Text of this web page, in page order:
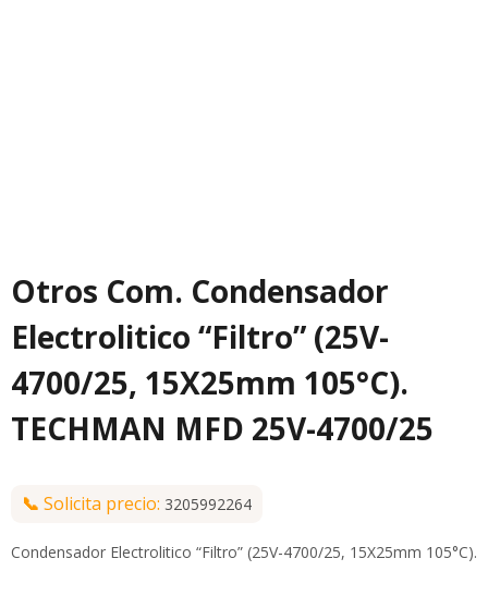
Otros Com. Condensador
Electrolitico “Filtro” (25V-
4700/25, 15X25mm 105°C).
TECHMAN MFD 25V-4700/25
📞 Solicita precio: 3205992264
Condensador Electrolitico “Filtro” (25V-4700/25, 15X25mm 105°C).